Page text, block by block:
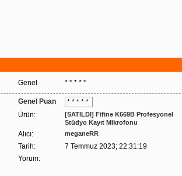
Genel * * * * *
Genel Puan
* * * * *
Ürün:
[SATILDI] Fifine K669B Profesyonel
Stüdyo Kayıt Mikrofonu
Alıcı: meganeRR
Tarih:
7 Temmuz 2023; 22:31:19
Yorum: